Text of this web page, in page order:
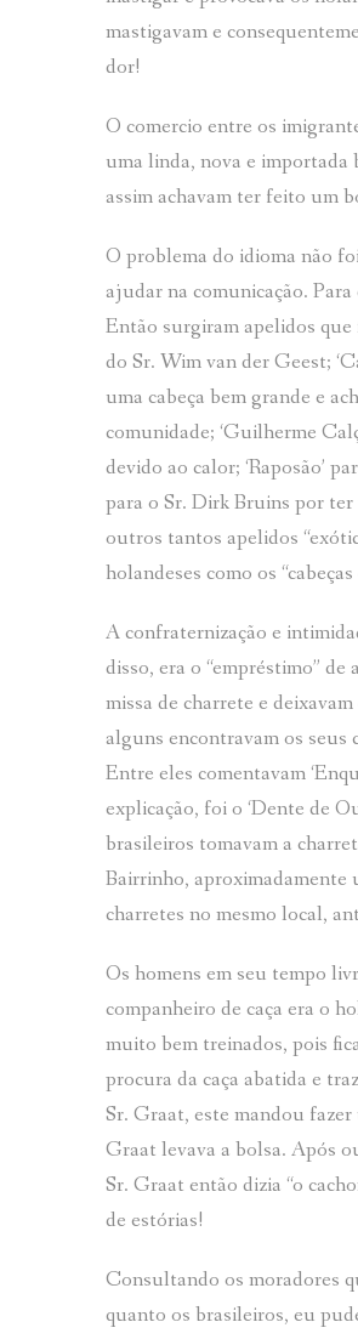
mastigavam e
dor!
O comercio entre os
uma linda, nova e importada
assim achavam ter feito um
O problema do idioma não
ajudar na comunicação.
Então surgiram apelidos que
do Sr. Wim van der Geest;
uma cabeça bem grande e
comunidade; ‘Guilherme
devido ao calor; ‘Raposão’
para o Sr. Dirk Bruins por ter
outros tantos apelidos
holandeses como os
A confraternização e
disso, era o “empréstimo”
missa de charrete e
alguns encontravam os seus
Entre eles comentavam
explicação, foi o ‘Dente de
brasileiros tomavam a
Bairrinho, aproximadamente
charretes no mesmo local,
Os homens em seu tempo
companheiro de caça era o
muito bem treinados, pois
procura da caça abatida e
Sr. Graat, este mandou
Graat levava a bolsa. Após
Sr. Graat então dizia “o
de estórias!
Consultando os moradores
quanto os brasileiros, eu